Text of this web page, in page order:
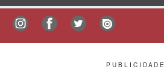
P U B L I C I D A D E